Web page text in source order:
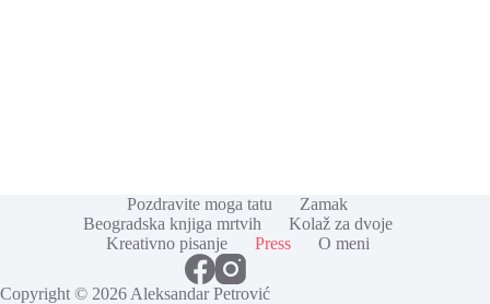
Pozdravite moga tatu
Zamak
Beogradska knjiga mrtvih
Kolaž za dvoje
Kreativno pisanje
Press O meni
Copyright © 2026 Aleksandar Petrović